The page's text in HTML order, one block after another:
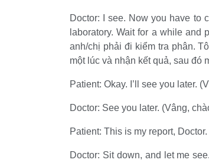
Doctor: I see. Now you have to
laboratory. Wait for a while
anh/chị phải đi kiểm tra phân.
một lúc và nhận kết quả, sau đó
Patient: Okay. I’ll see you later.
Doctor: See you later. (Vâng,
Patient: This is my report,
Doctor: Sit down, and let me